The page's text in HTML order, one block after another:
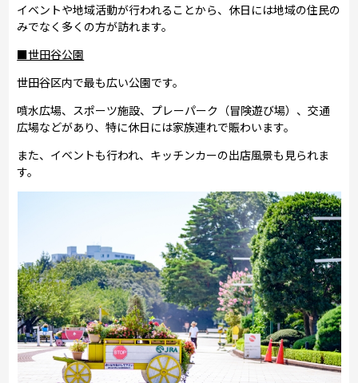
イベントや地域活動が行われることから、休日には地域の住民の
みでなく多くの方が訪れます。
■世田谷公園
世田谷区内で最も広い公園です。
噴水広場、スポーツ施設、プレーパーク（冒険遊び場）、交通
広場などがあり、特に休日には家族連れで賑わいます。
また、イベントも行われ、キッチンカーの出店風景も見られま
す。